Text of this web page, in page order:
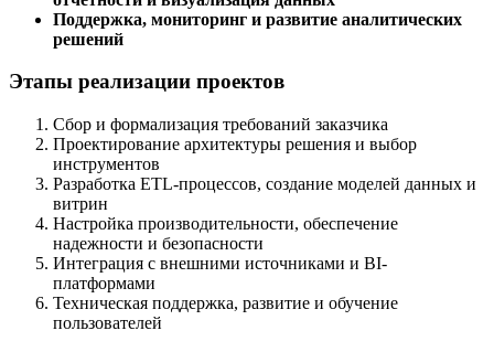
Поддержка, мониторинг и развитие аналитических
решений
Этапы реализации проектов
Сбор и формализация требований заказчика
Проектирование архитектуры решения и выбор
инструментов
Разработка ETL-процессов, создание моделей данных и
витрин
Настройка производительности, обеспечение
надежности и безопасности
Интеграция с внешними источниками и BI-
платформами
Техническая поддержка, развитие и обучение
пользователей